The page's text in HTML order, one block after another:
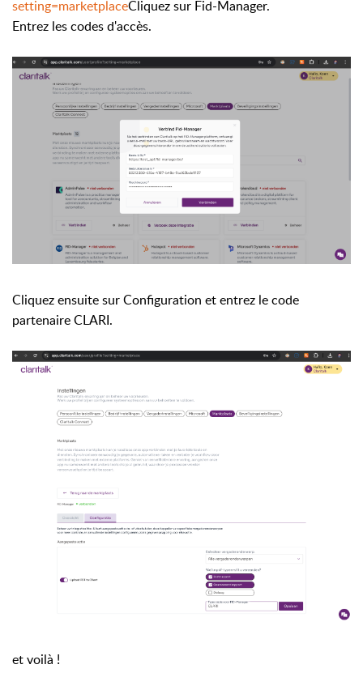
setting=marketplaceCliquez sur Fid-Manager.
Entrez les codes d'accès.
Cliquez ensuite sur Configuration et entrez le code
partenaire CLARI.
et voilà !